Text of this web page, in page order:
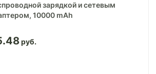
зарядкой и сетевым
10000 mAh